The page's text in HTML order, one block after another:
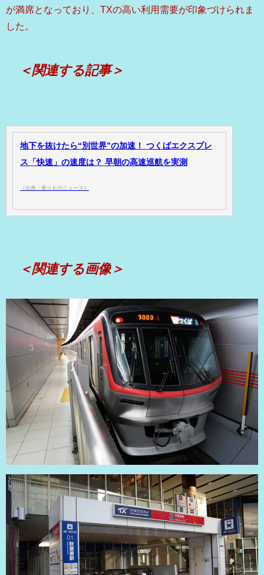
が満席となっており、TXの高い利用需要が印象づけられま
した。
＜関連する記事＞
地下を抜けたら“別世界”の加速！ つくばエクスプレ
ス「快速」の速度は？ 早朝の高速巡航を実測
（出典：乗りものニュース）
＜関連する画像＞